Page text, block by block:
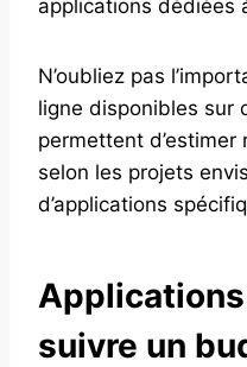
applications dédiées
N’oubliez pas
ligne disponibles sur
permettent
selon les projets
d’applications
suivre un